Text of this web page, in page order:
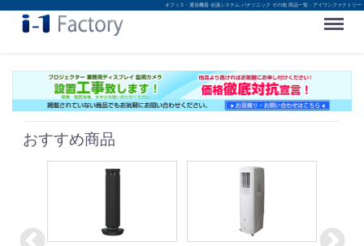
オフィス・通信機器 会議システム パナソニック その他 商品一覧 - アイワンファクトリー
Menu
おすすめ商品